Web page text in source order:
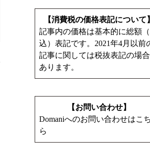
【消費税の価格表記について】
記事内の価格は基本的に総額
込）表記です。2021年4月以前
記事に関しては税抜表記の場
あります。
【お問い合わせ】
Domaniへのお問い合わせはこち
ら